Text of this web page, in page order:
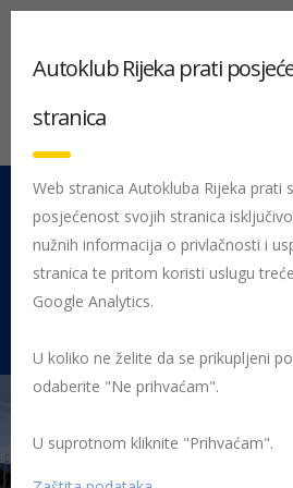
051 212 442 Centrala
Pon - Pet 08:00 - 16:00
Rujevica 9/1, 51000 Rijeka
Početna AUTOKLUB RIJEKA – tehničko
Autoklub Rijeka prati
stranica
Web stranica Autokluba Rijeka prati
posjećenost svojih stranica
nužnih informacija o privlačnosti i
stranica te pritom koristi uslugu
Google Analytics.
U koliko ne želite da se prikupljeni
odaberite "Ne prihvaćam".
U suprotnom kliknite "Prihvaćam".